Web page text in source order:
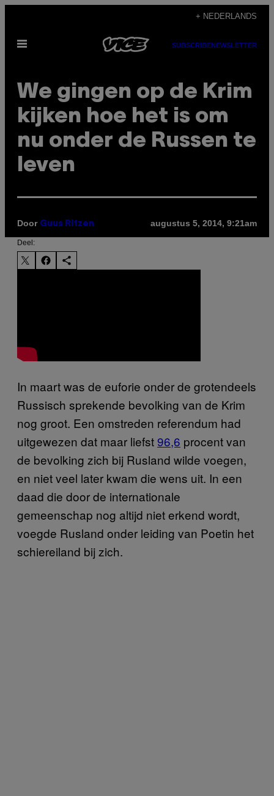
de
+ NEDERLANDS
Open
SUBSCRIBENEWSLETTER
We gingen op de Krim
kijken hoe het is om
nu onder de Russen te
leven
Door Guus Ritzen augustus 5, 2014, 9:21am
Deel:
In maart was de euforie onder de grotendeels
Russisch sprekende bevolking van de Krim
nog groot. Een omstreden referendum had
uitgewezen dat maar liefst96,6 procent van
de bevolking zich bij Rusland wilde voegen,
en niet veel later kwam die wens uit. In een
daad die door de internationale
gemeenschap nog altijd niet erkend wordt,
voegde Rusland onder leiding van Poetin het
schiereiland bij zich.